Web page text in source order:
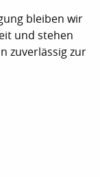
bleiben wir
und stehen
zuverlässig zur